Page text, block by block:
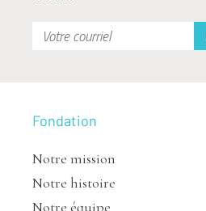
Fondation
Notre mission
Notre histoire
Notre équipe